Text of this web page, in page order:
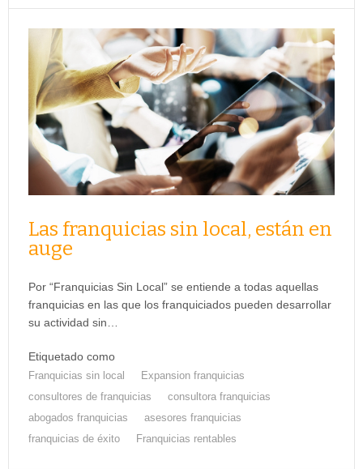
Las franquicias sin local, están en
auge
Por “Franquicias Sin Local” se entiende a todas aquellas
franquicias en las que los franquiciados pueden desarrollar
su actividad sin…
Etiquetado como
Franquicias sin local
Expansion franquicias
consultores de franquicias
consultora franquicias
abogados franquicias
asesores franquicias
franquicias de éxito
Franquicias rentables